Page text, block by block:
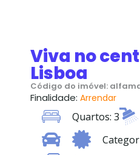
Viva no
Lisboa
Código do imóvel:
Finalidade: Arrendar
Quartos: 3